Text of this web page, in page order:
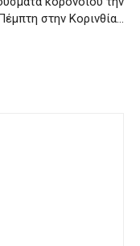
στην Κορινθία…